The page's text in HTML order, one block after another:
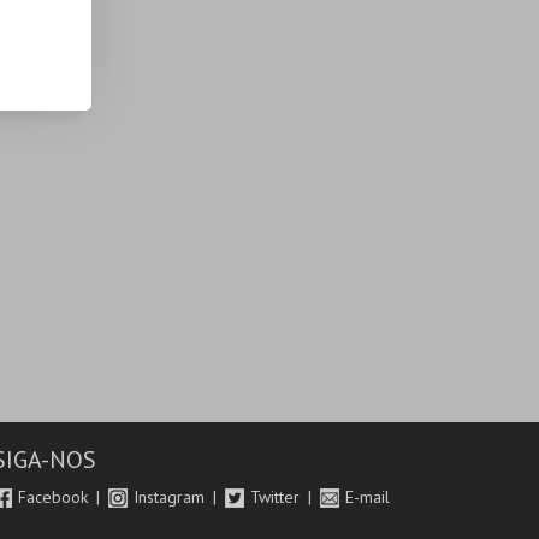
NOS
Facebook Instagram Twitter E-mail